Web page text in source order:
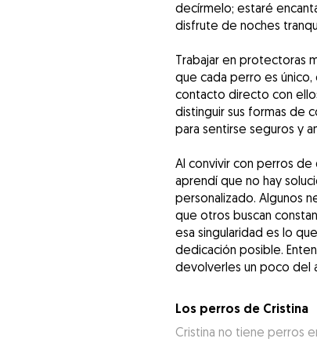
decírmelo; estaré
disfrute de noches
Trabajar en protectoras
que cada perro es único,
contacto directo con
distinguir sus formas de
para sentirse seguros y
Al convivir con perros
aprendí que no hay
personalizado. Algunos
que otros buscan
esa singularidad es lo
dedicación posible.
devolverles un poco del
Los perros de Cristina
Cristina no tiene perros